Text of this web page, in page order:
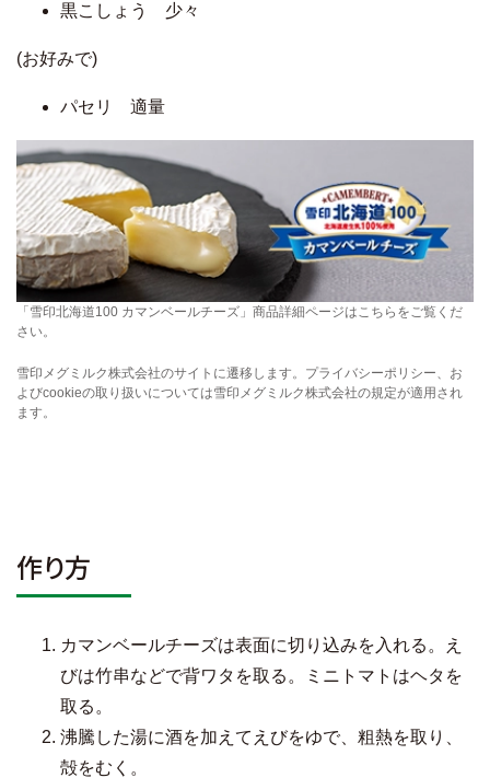
黒こしょう 少々
(お好みで)
パセリ 適量
「雪印北海道100 カマンベールチーズ」商品詳細ページはこちらをご覧くだ
さい。
雪印メグミルク株式会社のサイトに遷移します。プライバシーポリシー、お
よびcookieの取り扱いについては雪印メグミルク株式会社の規定が適用され
ます。
作り方
カマンベールチーズは表面に切り込みを入れる。え
びは竹串などで背ワタを取る。ミニトマトはヘタを
取る。
沸騰した湯に酒を加えてえびをゆで、粗熱を取り、
殻をむく。